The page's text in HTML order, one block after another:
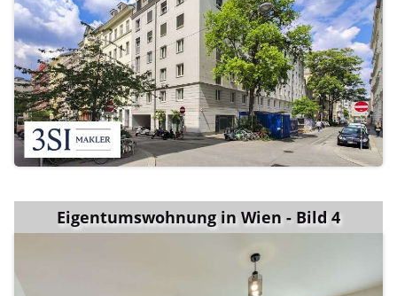
Eigentumswohnung in Wien - Bild 4